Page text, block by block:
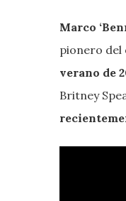
Marco
pionero del
verano de
Britney